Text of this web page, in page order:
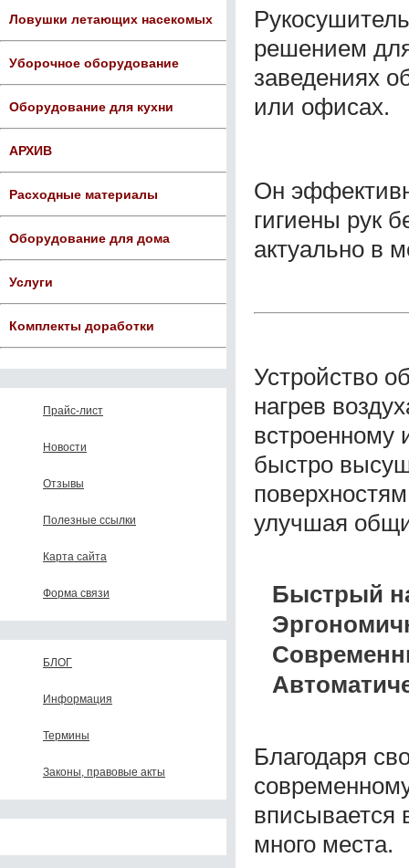
Ловушки летающих насекомых
Уборочное оборудование
Оборудование для кухни
АРХИВ
Расходные материалы
Оборудование для дома
Услуги
Комплекты доработки
Прайс-лист
Новости
Отзывы
Полезные ссылки
Карта сайта
Форма связи
БЛОГ
Информация
Термины
Законы, правовые акты
решением
заведениях
или офисах.
Он
гигиены рук
актуально в
Устройство
нагрев
встроенному
быстро
улучшая
Быстрый
Благодаря
вписывается
много места.